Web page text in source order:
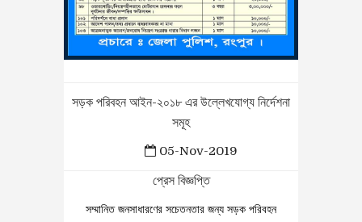
সড়ক পরিবহন আইন-২০১৮ এর উল্লেখযোগ্য নির্দেশনা
সমূহ
05-Nov-2019
প্রেস বিজ্ঞপ্তি
সম্মানিত জনসাধারণের সচেতনতার জন্য সড়ক পরিবহন